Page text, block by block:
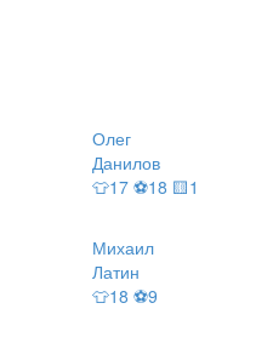
Олег
Данилов
👕17 ⚽18 🟨1
Михаил
Латин
👕18 ⚽9